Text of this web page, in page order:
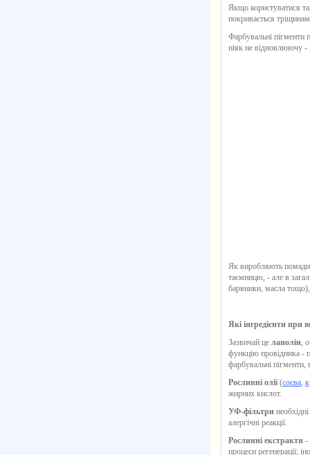
Якщо користуватися
покривається
Фарбувальні
ніяк не відновлюючу -
Як виробляють
таємницю, - але в
барвники, масла
Які інгредієнти при
Зазвичай це ланолін,
функцію провідника -
фарбувальні
Рослинні олії(соєва,
жирних кислот.
УФ-фільтри
алергічні реакції.
Рослинні екстракти -
процеси регенерації;